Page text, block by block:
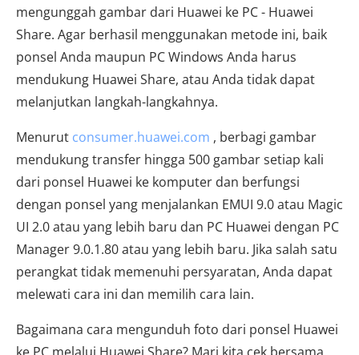
mengunggah gambar dari Huawei ke PC - Huawei
Share. Agar berhasil menggunakan metode ini, baik
ponsel Anda maupun PC Windows Anda harus
mendukung Huawei Share, atau Anda tidak dapat
melanjutkan langkah-langkahnya.
Menurut consumer.huawei.com , berbagi gambar
mendukung transfer hingga 500 gambar setiap kali
dari ponsel Huawei ke komputer dan berfungsi
dengan ponsel yang menjalankan EMUI 9.0 atau Magic
UI 2.0 atau yang lebih baru dan PC Huawei dengan PC
Manager 9.0.1.80 atau yang lebih baru. Jika salah satu
perangkat tidak memenuhi persyaratan, Anda dapat
melewati cara ini dan memilih cara lain.
Bagaimana cara mengunduh foto dari ponsel Huawei